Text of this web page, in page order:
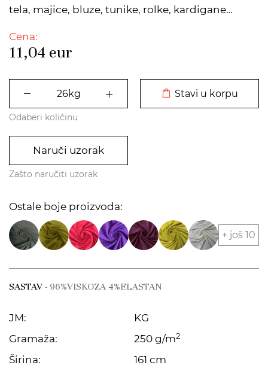
tela, majice, bluze, tunike, rolke, kardigane…
Cena:
11,04 eur
Stavi u korpu
Odaberi količinu
Naruči uzorak
Zašto naručiti uzorak
Ostale boje proizvoda:
+ još 10
SASTAV- 96%VISKOZA 4%ELASTAN
JM:
KG
Gramaža:
250 g/m2
Širina:
161 cm